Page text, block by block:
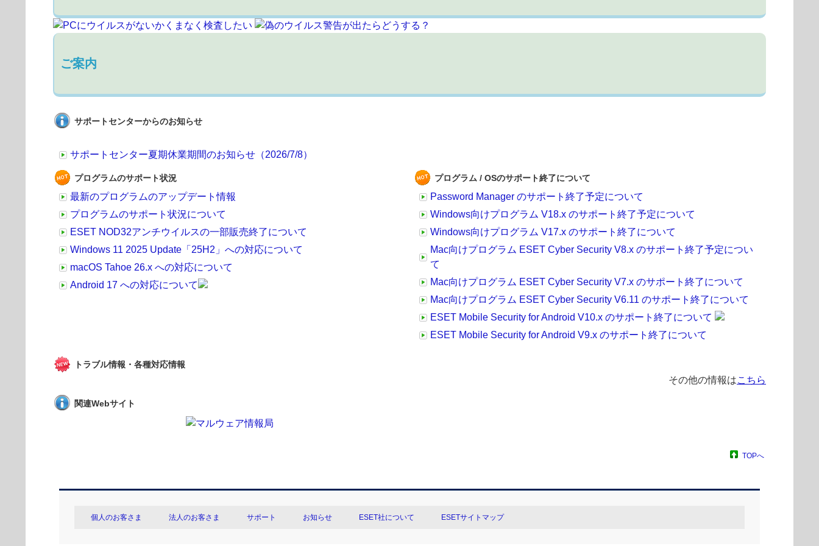
ご案内
サポートセンターからのお知らせ
サポートセンター夏期休業期間のお知らせ（2026/7/8）
プログラムのサポート状況
最新のプログラムのアップデート情報
プログラムのサポート状況について
ESET NOD32アンチウイルスの一部販売終了について
Windows 11 2025 Update「25H2」への対応について
macOS Tahoe 26.x への対応について
Android 17 への対応について
プログラム / OSのサポート終了について
Password Manager のサポート終了予定について
Windows向けプログラム V18.x のサポート終了予定について
Windows向けプログラム V17.x のサポート終了について
Mac向けプログラム ESET Cyber Security V8.x のサポート終了予定につい
て
Mac向けプログラム ESET Cyber Security V7.x のサポート終了について
Mac向けプログラム ESET Cyber Security V6.11 のサポート終了について
ESET Mobile Security for Android V10.x のサポート終了について
ESET Mobile Security for Android V9.x のサポート終了について
トラブル情報・各種対応情報
その他の情報はこちら
関連Webサイト
TOPへ
個人のお客さま 法人のお客さま サポート お知らせ ESET社について ESETサイトマップ